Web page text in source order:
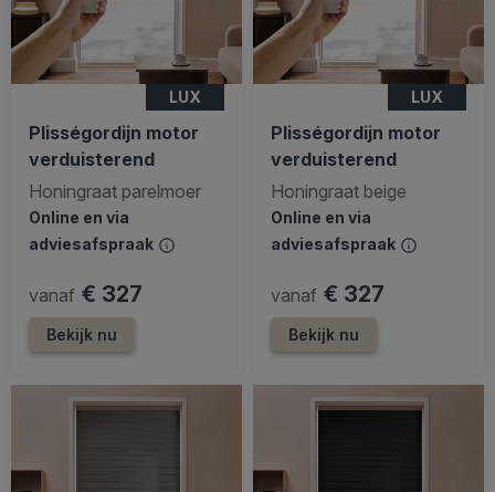
LUX
Plisségordijn motor
verduisterend
Honingraat parelmoer
Online en via
adviesafspraak
vanaf € 327
Bekijk nu
LUX
Plisségordijn motor
verduisterend
Honingraat beige
Online en via
adviesafspraak
vanaf € 327
Bekijk nu